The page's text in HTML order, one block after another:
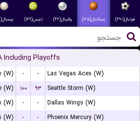
فوتبال(۶۹۰) بسکتبال(۱۲۵) والیبال(۴۲) تنیس(۱۶۹) بیسبال(۷۲)
Including Playoffs
(W) - -
Las Vegas Aces (W)
(W)
۱۰۰ ۹۳
Seattle Storm (W)
(W)
- -
Dallas Wings (W)
(W)
- - Phoenix Mercury (W)